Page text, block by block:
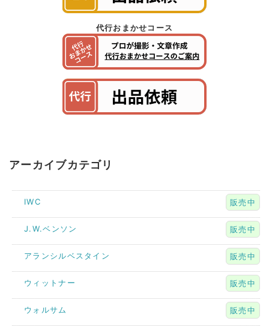
代行おまかせコース
アーカイブカテゴリ
IWC 販売中
J.W.ベンソン 販売中
アランシルベスタイン 販売中
ウィットナー 販売中
ウォルサム 販売中